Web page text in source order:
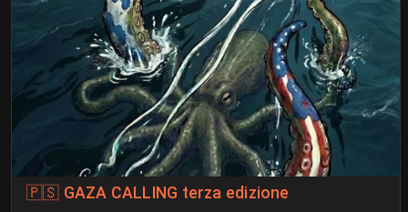
🇵🇸 GAZA CALLING terza edizione